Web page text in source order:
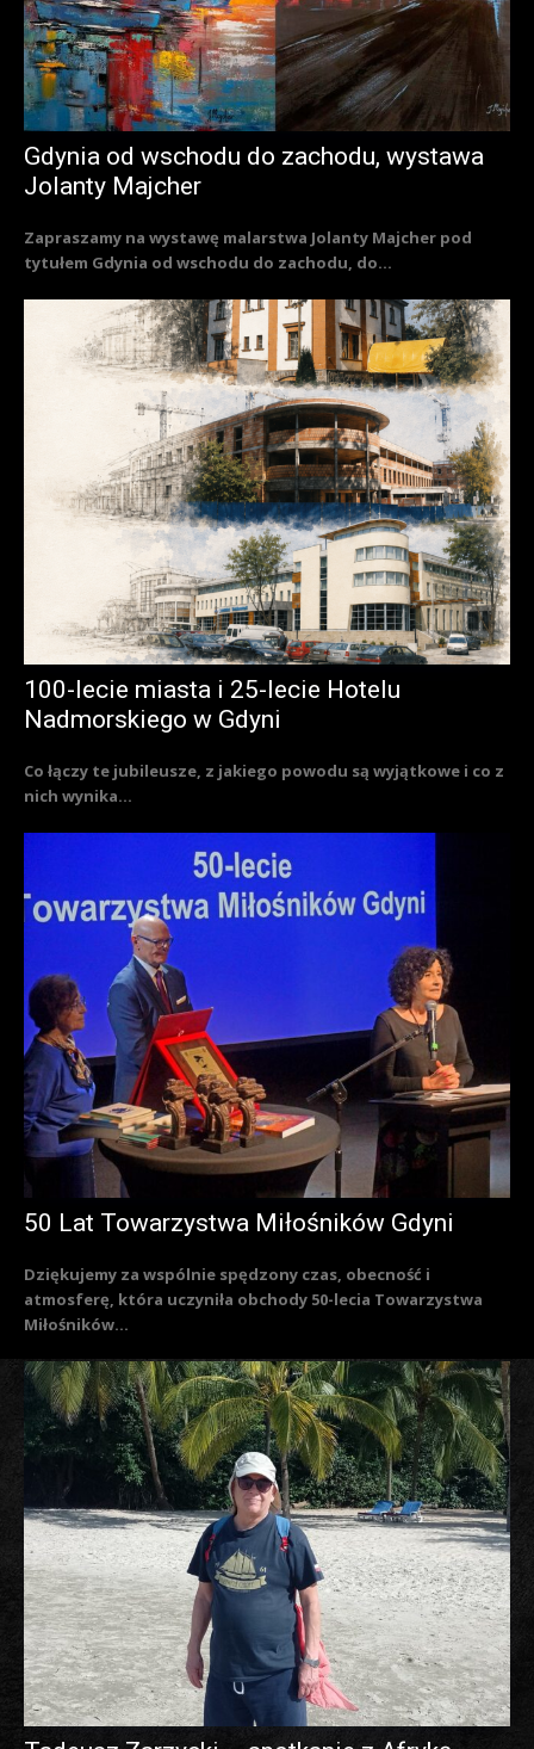
Gdynia od wschodu do zachodu, wystawa
Jolanty Majcher
Zapraszamy na wystawę malarstwa Jolanty Majcher pod
tytułem Gdynia od wschodu do zachodu, do...
100-lecie miasta i 25-lecie Hotelu
Nadmorskiego w Gdyni
Co łączy te jubileusze, z jakiego powodu są wyjątkowe i co z
nich wynika...
50 Lat Towarzystwa Miłośników Gdyni
Dziękujemy za wspólnie spędzony czas, obecność i
atmosferę, która uczyniła obchody 50-lecia Towarzystwa
Miłośników...